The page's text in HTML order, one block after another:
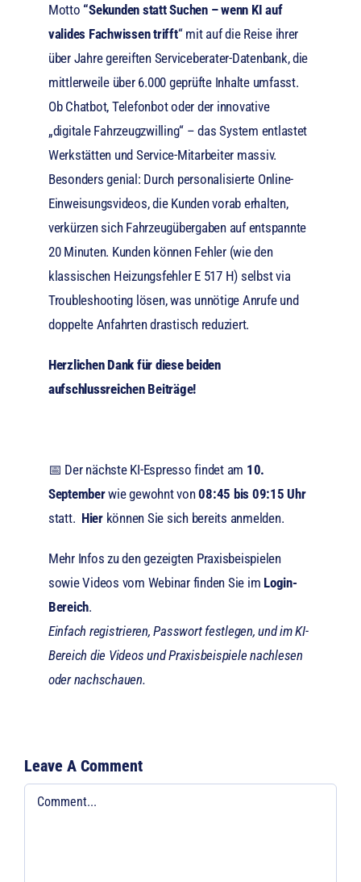
Motto “Sekunden statt Suchen – wenn KI auf
valides Fachwissen trifft“ mit auf die Reise ihrer
über Jahre gereiften Serviceberater-Datenbank, die
mittlerweile über 6.000 geprüfte Inhalte umfasst.
Ob Chatbot, Telefonbot oder der innovative
„digitale Fahrzeugzwilling“ – das System entlastet
Werkstätten und Service-Mitarbeiter massiv.
Besonders genial: Durch personalisierte Online-
Einweisungsvideos, die Kunden vorab erhalten,
verkürzen sich Fahrzeugübergaben auf entspannte
20 Minuten. Kunden können Fehler (wie den
klassischen Heizungsfehler E 517 H) selbst via
Troubleshooting lösen, was unnötige Anrufe und
doppelte Anfahrten drastisch reduziert.
Herzlichen Dank für diese beiden
aufschlussreichen Beiträge!
📅 Der nächste KI-Espresso findet am 10.
Septemberwie gewohnt von08:45 bis 09:15 Uhr
statt. Hierkönnen Sie sich bereits anmelden.
Mehr Infos zu den gezeigten Praxisbeispielen
sowie Videos vom Webinar finden Sie im Login-
Bereich.
Einfach registrieren, Passwort festlegen, und im KI-
Bereich die Videos und Praxisbeispiele nachlesen
oder nachschauen.
Leave A Comment
Comment